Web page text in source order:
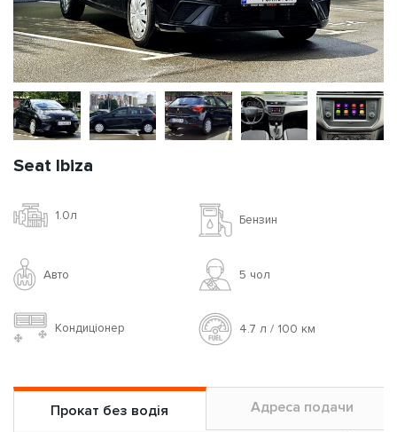
Seat Ibiza
1.0л Бензин
Авто 5 чoл
Кондиціонер 4.7 л / 100 км
Прокат без водія Адреса подачи